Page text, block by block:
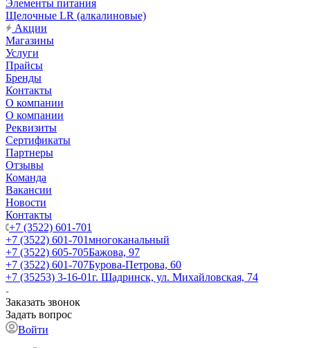
Элементы питания
Щелочные LR (алкалиновые)
Акции
Магазины
Услуги
Прайсы
Бренды
Контакты
О компании
О компании
Реквизиты
Сертификаты
Партнеры
Отзывы
Команда
Вакансии
Новости
Контакты
+7 (3522) 601-701
+7 (3522) 601-701многоканальный
+7 (3522) 605-705Бажова, 97
+7 (3522) 601-707Бурова-Петрова, 60
+7 (35253) 3-16-01г. Шадринск, ул. Михайловская, 74
Заказать звонок
Задать вопрос
Войти